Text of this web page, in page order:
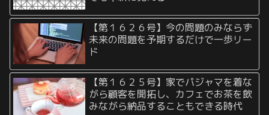
【第１６２６号】今の問題のみならず
未来の問題を予期するだけで一歩リー
ド
【第１６２５号】家でパジャマを着な
がら顧客を開拓し、カフェでお茶を飲
みながら納品することもできる時代